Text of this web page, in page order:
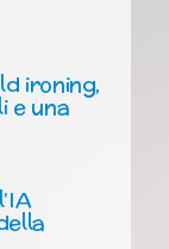
ironing,
e una